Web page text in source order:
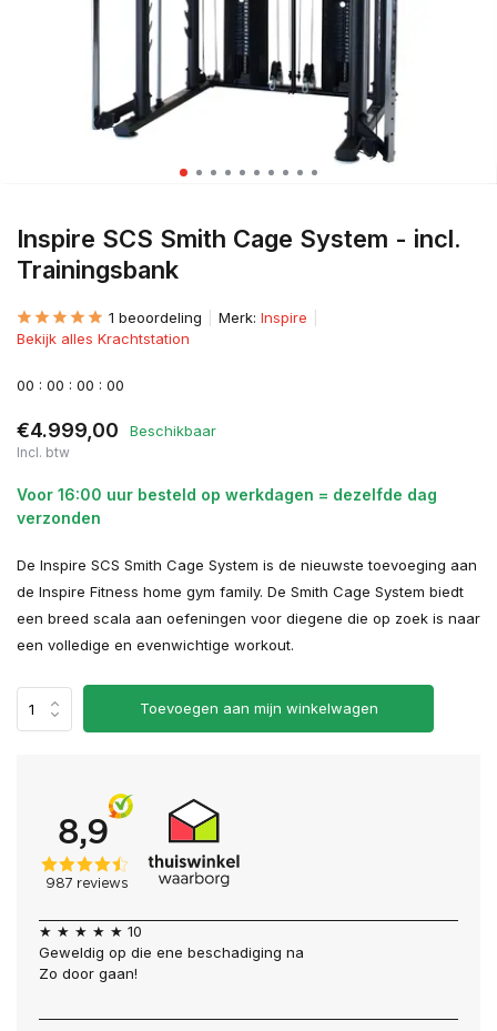
Inspire SCS Smith Cage System - incl.
Trainingsbank
1 beoordeling Merk: Inspire
Bekijk alles Krachtstation
00 : 00 : 00 : 00
€4.999,00 Beschikbaar
Incl. btw
Voor 16:00 uur besteld op werkdagen = dezelfde dag
verzonden
De Inspire SCS Smith Cage System is de nieuwste toevoeging aan
de Inspire Fitness home gym family. De Smith Cage System biedt
een breed scala aan oefeningen voor diegene die op zoek is naar
een volledige en evenwichtige workout.
Toevoegen aan mijn winkelwagen
★ ★ ★ ★ ★ 10
Geweldig op die ene beschadiging na
Zo door gaan!